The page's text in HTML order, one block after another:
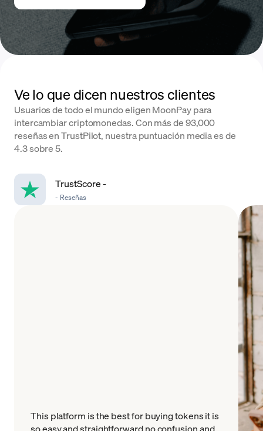
Ve lo que dicen nuestros clientes
Usuarios de todo el mundo eligen MoonPay para
intercambiar criptomonedas. Con más de 93,000
reseñas en TrustPilot, nuestra puntuación media es de
4.3 sobre 5.
TrustScore-
- Reseñas
This platform is the best for buying tokens it is
so easy and straightforward no confusion and